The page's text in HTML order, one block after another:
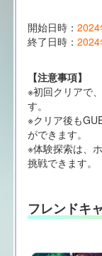
開始日時：
終了日時：
【注意事項】
※初回クリアで
す。
※クリア後も
ができます。
※体験探索は、
挑戦できます。
フレンドキ